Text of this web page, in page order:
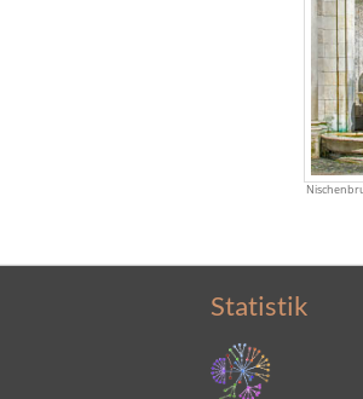
Statistik